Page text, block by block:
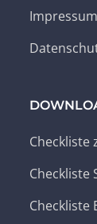
Impressum
Checkliste
Checkliste
Checkliste